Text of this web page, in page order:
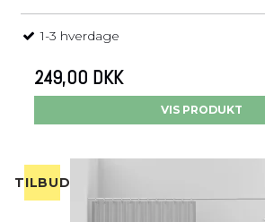
1-3 hverdage
249,00 DKK
VIS PRODUKT
TILBUD